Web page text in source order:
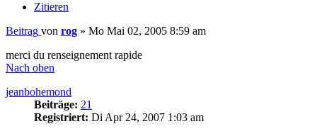
Zitieren
Beitrag von rog » Mo Mai 02, 2005 8:59 am
merci du renseignement rapide
Nach oben
jeanbohemond
Beiträge: 21
Registriert: Di Apr 24, 2007 1:03 am